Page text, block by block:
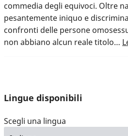
commedia degli equivoci. Oltre
pesantemente iniquo e
confronti delle persone
non abbiano alcun reale titolo…
Lingue disponibili
Scegli una lingua